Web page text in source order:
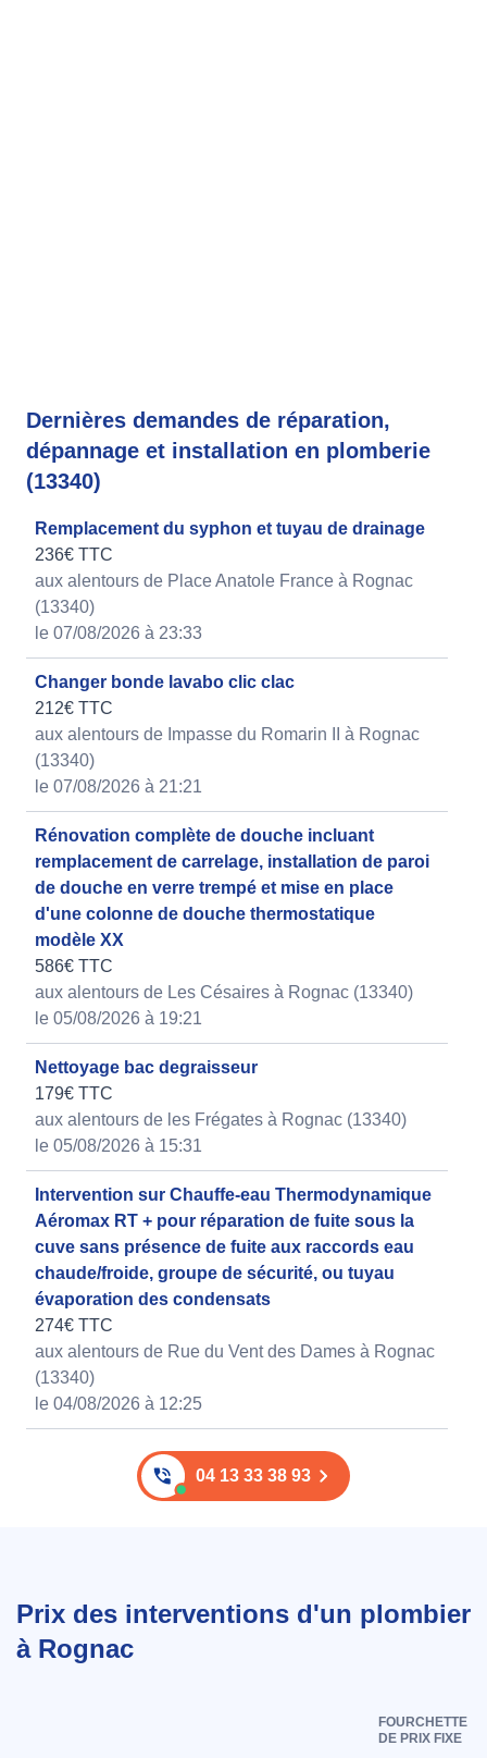
Dernières demandes de réparation,
dépannage et installation en plomberie
(13340)
Remplacement du syphon et tuyau de drainage
236€ TTC
aux alentours de Place Anatole France à Rognac
(13340)
le 07/08/2026 à 23:33
Changer bonde lavabo clic clac
212€ TTC
aux alentours de Impasse du Romarin II à Rognac
(13340)
le 07/08/2026 à 21:21
Rénovation complète de douche incluant
remplacement de carrelage, installation de paroi
de douche en verre trempé et mise en place
d'une colonne de douche thermostatique
modèle XX
586€ TTC
aux alentours de Les Césaires à Rognac (13340)
le 05/08/2026 à 19:21
Nettoyage bac degraisseur
179€ TTC
aux alentours de les Frégates à Rognac (13340)
le 05/08/2026 à 15:31
Intervention sur Chauffe-eau Thermodynamique
Aéromax RT + pour réparation de fuite sous la
cuve sans présence de fuite aux raccords eau
chaude/froide, groupe de sécurité, ou tuyau
évaporation des condensats
274€ TTC
aux alentours de Rue du Vent des Dames à Rognac
(13340)
le 04/08/2026 à 12:25
04 13 33 38 93
Prix des interventions d'un plombier
à Rognac
FOURCHETTE
DE PRIX FIXE